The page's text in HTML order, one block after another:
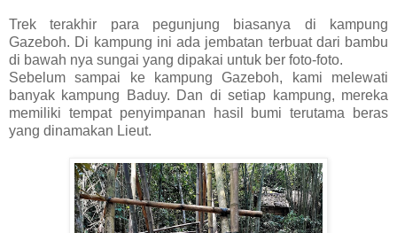
Trek terakhir para pegunjung biasanya di kampung
Gazeboh. Di kampung ini ada jembatan terbuat dari bambu
di bawah nya sungai yang dipakai untuk ber foto-foto.
Sebelum sampai ke kampung Gazeboh, kami melewati
banyak kampung Baduy. Dan di setiap kampung, mereka
memiliki tempat penyimpanan hasil bumi terutama beras
yang dinamakan Lieut.